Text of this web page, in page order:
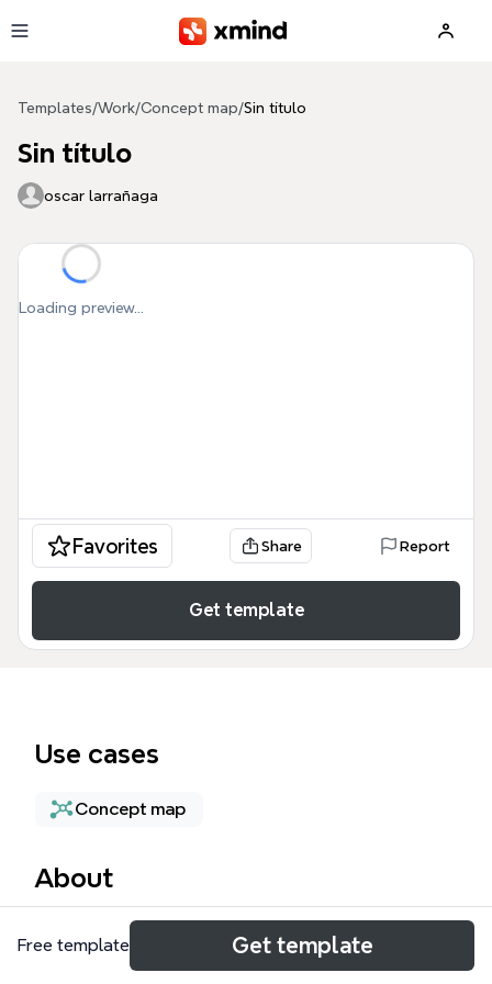
Templates/Work/Concept map/Sin título
Sin título
oscar larrañaga
Loading preview...
Favorites Share Report
Get template
Use cases
Concept map
About
Este mapa mental de FUNDAMENTOS TEORICOS DE
COMERCIO ELECTRONICO ofrece un desglose
Free template Get template